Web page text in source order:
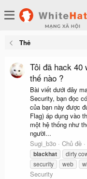
Thẻ
Tôi đã hack 40
thế nào ?
Bài viết dưới đây
Security, bạn đọc
của bạn này được
Flag) áp dụng vào
một hệ thống như
người...
Sugi_b3o
Chủ đề
blackhat dirty
security
web
Security